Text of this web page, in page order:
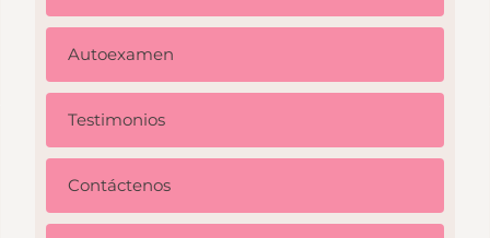
Autoexamen
Testimonios
Contáctenos